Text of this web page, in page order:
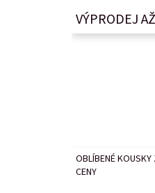
VÝPRODEJ
OBLÍBENÉ
CENY